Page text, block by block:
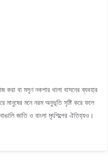
করা বা মসৃণ নকশার থালা বাসনের ব্যবহার
মানুষের মনে নরম অনুভূতি সৃষ্টি করে ফলে
জাতি ও বাংলা মৃৎশিল্পের ঐতিহ্যও।